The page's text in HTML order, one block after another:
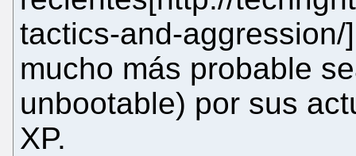
tactics-and-
mucho más probable
unbootable) por sus
XP.